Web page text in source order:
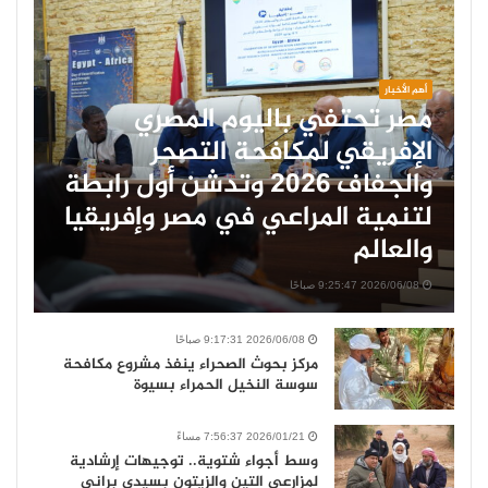
أهم الأخبار
مصر تحتفي باليوم المصري
الإفريقي لمكافحة التصحر
والجفاف 2026 وتدشن أول رابطة
لتنمية المراعي في مصر وإفريقيا
والعالم
2026/06/08 9:25:47 صباحًا
2026/06/08 9:17:31 صباحًا
مركز بحوث الصحراء ينفذ مشروع مكافحة
سوسة النخيل الحمراء بسيوة
2026/01/21 7:56:37 مساءً
وسط أجواء شتوية.. توجيهات إرشادية
لمزارعي التين والزيتون بسيدي براني